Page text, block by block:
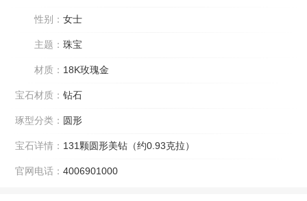
性别： 女士
主题： 珠宝
材质： 18K玫瑰金
宝石材质： 钻石
琢型分类： 圆形
宝石详情： 131颗圆形美钻（约0.93克拉）
官网电话： 4006901000